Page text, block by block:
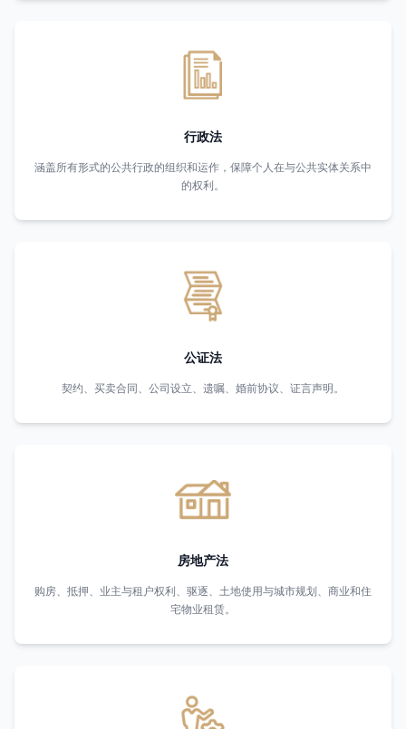
行政法
涵盖所有形式的公共行政的组织和运作，保障个人在与公共实体关系中
的权利。
公证法
契约、买卖合同、公司设立、遗嘱、婚前协议、证言声明。
房地产法
购房、抵押、业主与租户权利、驱逐、土地使用与城市规划、商业和住
宅物业租赁。